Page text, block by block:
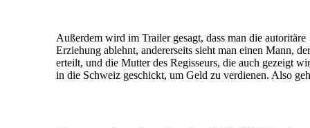
Außerdem wird im Trailer gesagt, dass man die autoritäre
Erziehung ablehnt, andererseits sieht man einen Mann,
erteilt, und die Mutter des Regisseurs, die auch gezeigt
in die Schweiz geschickt, um Geld zu verdienen. Also